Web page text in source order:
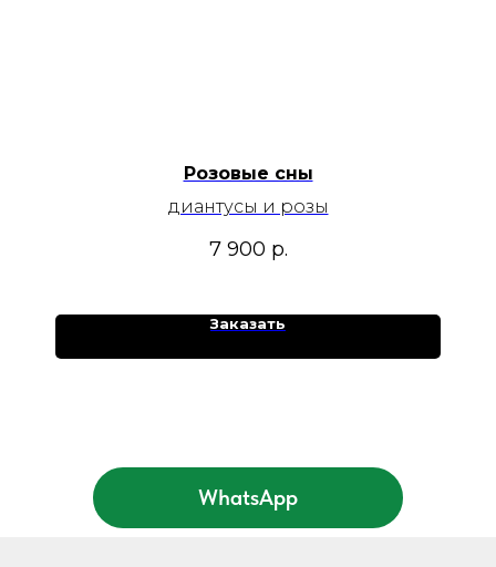
Розовые сны
диантусы и розы
7 900 р.
Заказать
WhatsApp